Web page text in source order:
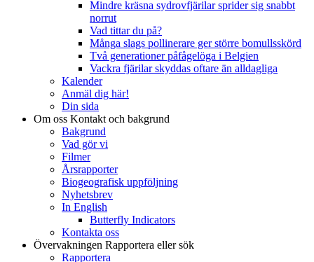
Mindre kräsna sydrovfjärilar sprider sig snabbt
norrut
Vad tittar du på?
Många slags pollinerare ger större bomullsskörd
Två generationer påfågelöga i Belgien
Vackra fjärilar skyddas oftare än alldagliga
Kalender
Anmäl dig här!
Din sida
Om oss Kontakt och bakgrund
Bakgrund
Vad gör vi
Filmer
Årsrapporter
Biogeografisk uppföljning
Nyhetsbrev
In English
Butterfly Indicators
Kontakta oss
Övervakningen Rapportera eller sök
Rapportera